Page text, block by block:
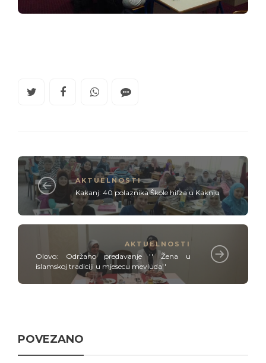
AKTUELNOSTI
Kakanj: 40 polaznika Škole hifza u Kaknju
AKTUELNOSTI
Olovo: Održano predavanje '' Žena u
islamskoj tradiciji u mjesecu mevluda''
POVEZANO